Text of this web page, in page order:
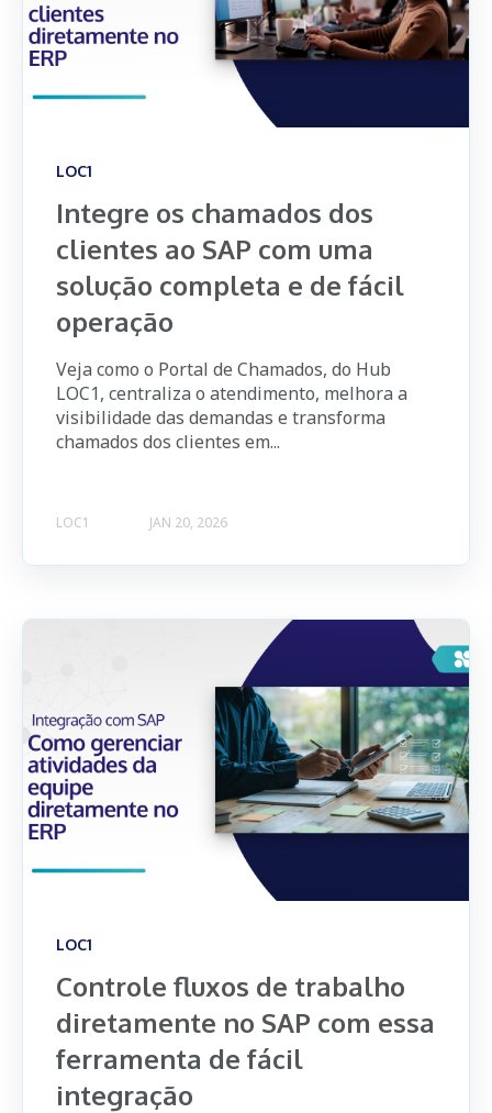
LOC1
Integre os chamados dos
clientes ao SAP com uma
solução completa e de fácil
operação
Veja como o Portal de Chamados, do Hub
LOC1, centraliza o atendimento, melhora a
visibilidade das demandas e transforma
chamados dos clientes em...
LOC1 JAN 20, 2026
LOC1
Controle fluxos de trabalho
diretamente no SAP com essa
ferramenta de fácil
integração